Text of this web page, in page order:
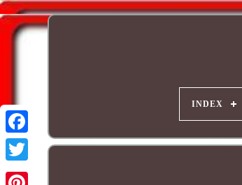
INDEX